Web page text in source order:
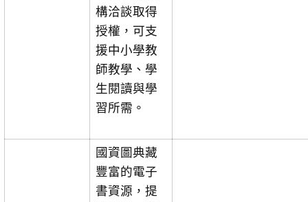
構洽談取得
授權，可支
援中小學教
師教學、學
生閱讀與學
習所需。
國資圖典藏
豐富的電子
書資源，提